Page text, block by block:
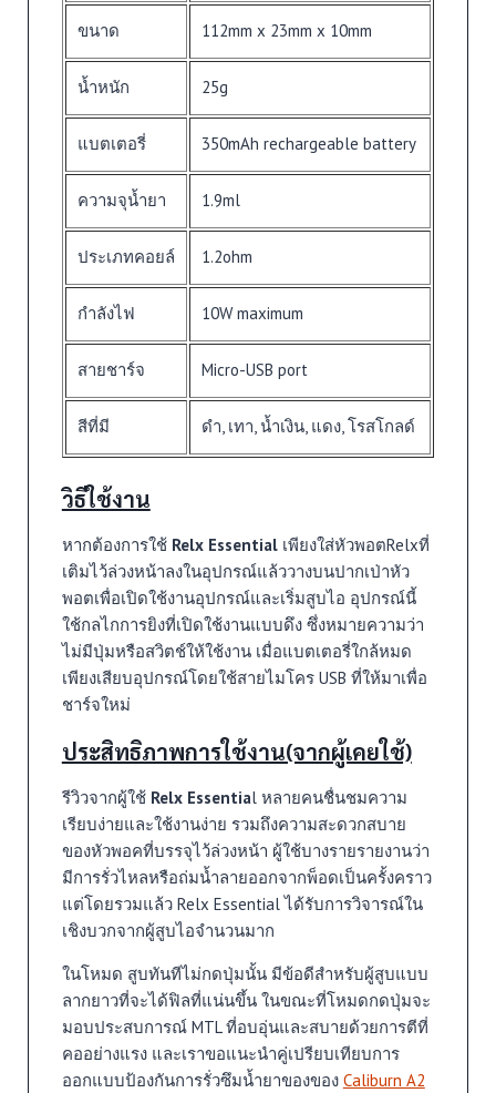
ขนาด 112mm x 23mm x 10mm
น้ำหนัก 25g
แบตเตอรี่ 350mAh rechargeable battery
ความจุน้ำยา 1.9ml
ประเภทคอยล์ 1.2ohm
กำลังไฟ 10W maximum
สายชาร์จ Micro-USB port
สีที่มี ดำ, เทา, น้ำเงิน, แดง, โรสโกลด์
วิธีใช้งาน
หากต้องการใช้ Relx Essentialเพียงใส่หัวพอตRelxที่
เติมไว้ล่วงหน้าลงในอุปกรณ์แล้ววางบนปากเป่าหัว
พอตเพื่อเปิดใช้งานอุปกรณ์และเริ่มสูบไอ อุปกรณ์นี้
ใช้กลไกการยิงที่เปิดใช้งานแบบดึง ซึ่งหมายความว่า
ไม่มีปุ่มหรือสวิตช์ให้ใช้งาน เมื่อแบตเตอรี่ใกล้หมด
เพียงเสียบอุปกรณ์โดยใช้สายไมโคร USB ที่ให้มาเพื่อ
ชาร์จใหม่
ประสิทธิภาพการใช้งาน(จากผู้เคยใช้)
รีวิวจากผู้ใช้ Relx Essential หลายคนชื่นชมความ
เรียบง่ายและใช้งานง่าย รวมถึงความสะดวกสบาย
ของหัวพอคที่บรรจุไว้ล่วงหน้า ผู้ใช้บางรายรายงานว่า
มีการรั่วไหลหรือถ่มน้ำลายออกจากพ็อดเป็นครั้งคราว
แต่โดยรวมแล้ว Relx Essential ได้รับการวิจารณ์ใน
เชิงบวกจากผู้สูบไอจำนวนมาก
ในโหมด สูบทันทีไม่กดปุ่มนั้น มีข้อดีสำหรับผู้สูบแบบ
ลากยาวที่จะได้ฟิลที่แน่นขึ้น ในขณะที่โหมดกดปุ่มจะ
มอบประสบการณ์ MTL ที่อบอุ่นและสบายด้วยการตีที่
คออย่างแรง และเราขอแนะนำคู่เปรียบเทียบการ
ออกแบบป้องกันการรั่วซึมน้ำยาของของ Caliburn A2